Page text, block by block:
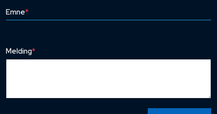
Emne*
Melding*